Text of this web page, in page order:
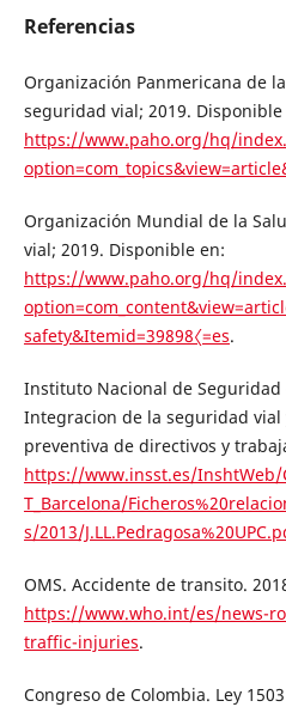
Referencias
Organización Panmericana de
seguridad vial; 2019. Disponible
https://www.paho.org/hq/
Organización Mundial de la
vial; 2019. Disponible en:
https://www.paho.org/hq/
safety&Itemid=39898〈=es.
Instituto Nacional de Seguridad
Integracion de la seguridad
preventiva de directivos y
https://www.insst.es/InshtWeb/
T_Barcelona/
s/2013/
OMS. Accidente de transito.
https://www.who.int/es/news-
traffic-injuries.
Congreso de Colombia. Ley